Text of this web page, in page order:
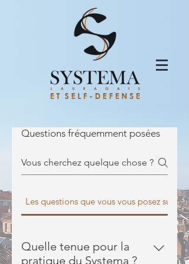
Questions fréquemment posées
Les questions que vous vous posez sur le
Quelle tenue pour la
pratique du Systema ?